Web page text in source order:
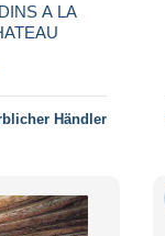
A LA
Händler